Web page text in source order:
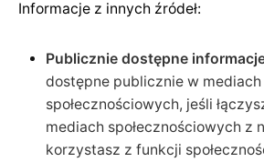
Informacje z innych źródeł:
Publicznie dostępne
dostępne publicznie w mediach
społecznościowych, jeśli
mediach społecznościowych z
korzystasz z funkcji